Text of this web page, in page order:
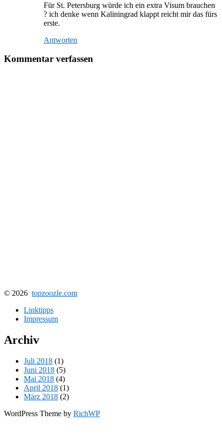
Für St. Petersburg würde ich ein extra Visum brauchen
? ich denke wenn Kaliningrad klappt reicht mir das fürs
erste.
Antworten
Kommentar verfassen
© 2026 topzoozle.com
Linktipps
Impressum
Archiv
Juli 2018 (1)
Juni 2018 (5)
Mai 2018 (4)
April 2018 (1)
März 2018 (2)
WordPress Theme by RichWP